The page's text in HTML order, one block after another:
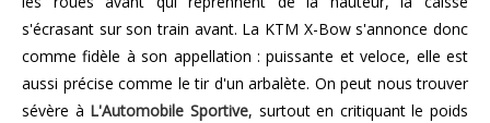
s'écrasant sur son train avant. La KTM X-Bow s'annonce donc
comme fidèle à son appellation : puissante et veloce, elle est
aussi précise comme le tir d'un arbalète. On peut nous trouver
sévère à L'Automobile Sportive, surtout en critiquant le poids